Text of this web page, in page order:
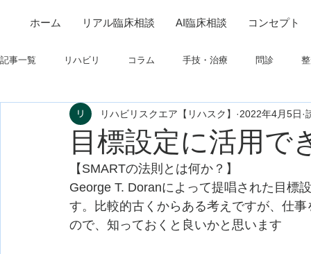
ホーム リアル臨床相談 AI臨床相談 コンセプト
記事一覧 リハビリ コラム 手技・治療 問診
制度関連 学会・研究関連 高次脳機能障害
フィジカルアセスメント 仕事について
目標設定に活用で
リハビリスクエア【リハスク】 2022年4月5日
【SMARTの法則とは何か？】
George T. Doranによって提唱された目標
す。比較的古くからある考えですが、仕
ので、知っておくと良いかと思います